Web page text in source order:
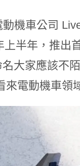
機車公司
半年，推出
大家應該不
電動機車領